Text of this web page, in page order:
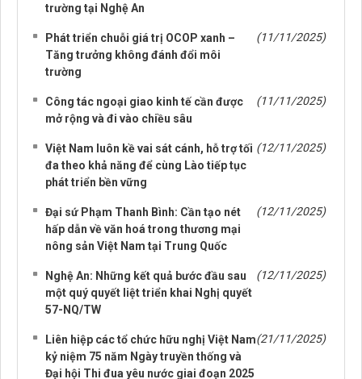
trường tại Nghệ An
Phát triển chuỗi giá trị OCOP xanh –
Tăng trưởng không đánh đổi môi
trường
(11/11/2025)
Công tác ngoại giao kinh tế cần được
mở rộng và đi vào chiều sâu
(11/11/2025)
Việt Nam luôn kề vai sát cánh, hỗ trợ tối
đa theo khả năng để cùng Lào tiếp tục
phát triển bền vững
(12/11/2025)
Đại sứ Phạm Thanh Bình: Cần tạo nét
hấp dẫn về văn hoá trong thương mại
nông sản Việt Nam tại Trung Quốc
(12/11/2025)
Nghệ An: Những kết quả bước đầu sau
một quý quyết liệt triển khai Nghị quyết
57-NQ/TW
(12/11/2025)
Liên hiệp các tổ chức hữu nghị Việt Nam
kỷ niệm 75 năm Ngày truyền thống và
Đại hội Thi đua yêu nước giai đoạn 2025
(21/11/2025)